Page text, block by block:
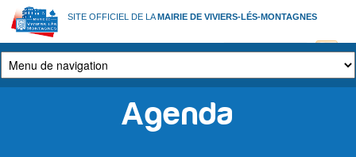
Aller
au
contenu
principal
SITE OFFICIEL DE LAMAIRIE DE VIVIERS-LÉS-MONTAGNES
Agenda